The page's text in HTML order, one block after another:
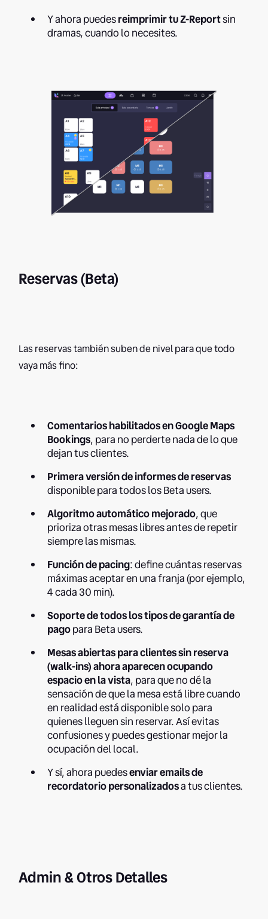
Y ahora puedesreimprimir tu Z-Reportsin
dramas, cuando lo necesites.
Reservas (Beta)
Las reservas también suben de nivel para que todo
vaya más fino:
Comentarios habilitados en Google Maps
Bookings, para no perderte nada de lo que
dejan tus clientes.
Primera versión de informes de reservas
disponible para todos los Beta users.
Algoritmo automático mejorado, que
prioriza otras mesas libres antes de repetir
siempre las mismas.
Función de pacing: define cuántas reservas
máximas aceptar en una franja (por ejemplo,
4 cada 30 min).
Soporte de todos los tipos de garantía de
pagopara Beta users.
Mesas abiertas para clientes sin reserva
(walk-ins) ahora aparecen ocupando
espacio en la vista, para que no dé la
sensación de que la mesa está libre cuando
en realidad está disponible solo para
quienes lleguen sin reservar. Así evitas
confusiones y puedes gestionar mejor la
ocupación del local.
Y sí, ahora puedesenviar emails de
recordatorio personalizadosa tus clientes.
Admin & Otros Detalles